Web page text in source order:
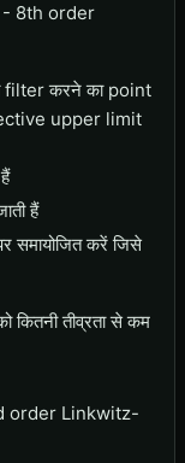
- 8th order
filter करने का point
upper limit
हैं
समायोजित करें जिसे
तीव्रता से कम
order Linkwitz-